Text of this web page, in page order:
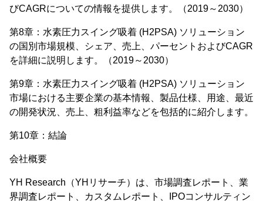
びCAGRについての情報を提供します。（2019～2030）
第8章：水素圧力スイング吸着 (H2PSA) ソリューション
の国別市場規模、シェア、売上、パーセントおよびCAGR
を詳細に説明します。（2019～2030）
第9章：水素圧力スイング吸着 (H2PSA) ソリューション
市場における主要企業の基本情報、製品仕様、用途、最近
の開発状況、売上、粗利益率などを包括的に紹介します。
第10章：結論
会社概要
YH Research（YHリサーチ）は、市場調査レポート、業
界調査レポート、カスタムレポート、IPOコンサルティン